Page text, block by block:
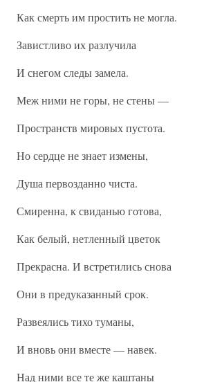
Как смерть им простить не могла.
Завистливо их разлучила
И снегом следы замела.
Меж ними не горы, не стены —
Пространств мировых пустота.
Но сердце не знает измены,
Душа первозданно чиста.
Смиренна, к свиданью готова,
Как белый, нетленный цветок
Прекрасна. И встретились снова
Они в предуказанный срок.
Развеялись тихо туманы,
И вновь они вместе — навек.
Над ними все те же каштаны